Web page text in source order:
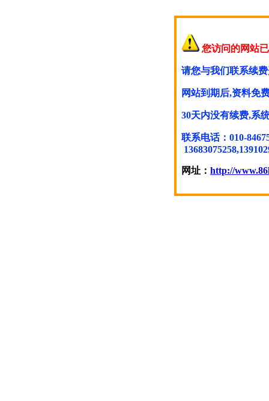
您访问的网站
请您与我们联系续
网站到期后,资料免
30天内没有续费,系
联系电话：010-
网址： http://